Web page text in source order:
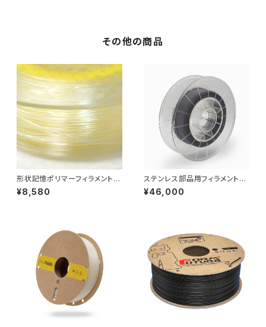
その他の商品
形状記憶ポリマーフィラメント
『SMP55』
¥8,580
ステンレス部品用フィラメント『C
eraFila SUS316L』
¥46,000